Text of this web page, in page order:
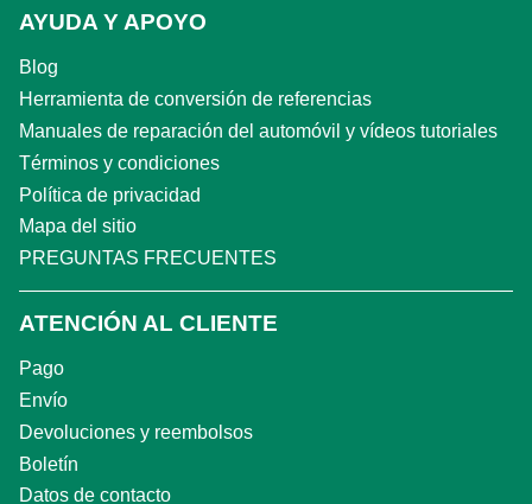
AYUDA Y APOYO
Blog
Herramienta de conversión de referencias
Manuales de reparación del automóvil y vídeos tutoriales
Términos y condiciones
Política de privacidad
Mapa del sitio
PREGUNTAS FRECUENTES
ATENCIÓN AL CLIENTE
Pago
Envío
Devoluciones y reembolsos
Boletín
Datos de contacto